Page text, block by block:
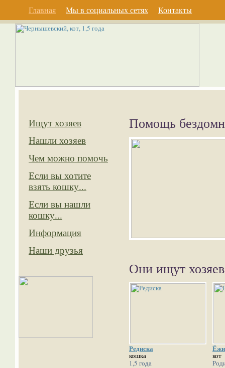
Главная Мы в социальных сетях Контакты
Ищут хозяев
Нашли хозяев
Чем можно помочь
Если вы хотите
взять кошку...
Если вы нашли
кошку...
Информация
Наши друзья
Помощь
Они ищут
Редиска
кошка
1,5 года
кот